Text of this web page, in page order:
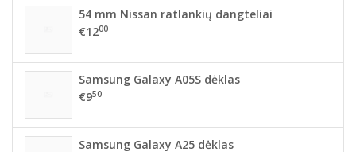
54 mm Nissan ratlankių dangteliai
€1200
Samsung Galaxy A05S dėklas
€950
Samsung Galaxy A25 dėklas